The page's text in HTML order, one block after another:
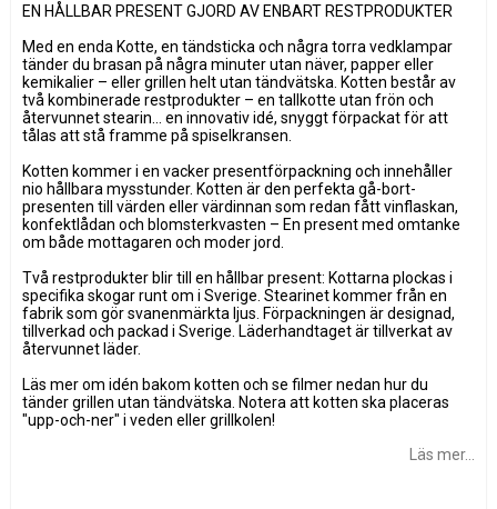
EN HÅLLBAR PRESENT GJORD AV ENBART RESTPRODUKTER
Med en enda Kotte, en tändsticka och några torra vedklampar
tänder du brasan på några minuter utan näver, papper eller
kemikalier – eller grillen helt utan tändvätska. Kotten består av
två kombinerade restprodukter – en tallkotte utan frön och
återvunnet stearin... en innovativ idé, snyggt förpackat för att
tålas att stå framme på spiselkransen.
Kotten kommer i en vacker presentförpackning och innehåller
nio hållbara mysstunder. Kotten är den perfekta gå-bort-
presenten till värden eller värdinnan som redan fått vinflaskan,
konfektlådan och blomsterkvasten – En present med omtanke
om både mottagaren och moder jord.
Två restprodukter blir till en hållbar present: Kottarna plockas i
specifika skogar runt om i Sverige. Stearinet kommer från en
fabrik som gör svanenmärkta ljus. Förpackningen är designad,
tillverkad och packad i Sverige. Läderhandtaget är tillverkat av
återvunnet läder.
Läs mer om idén bakom kotten och se filmer nedan hur du
tänder grillen utan tändvätska. Notera att kotten ska placeras
"upp-och-ner" i veden eller grillkolen!
Läs mer...